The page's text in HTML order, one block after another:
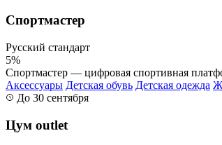
Спортмастер
Русский стандарт
5%
Спортмастер — цифровая спортивная
Аксессуары Детская обувь Детская одежда
До 30 сентября
Цум outlet